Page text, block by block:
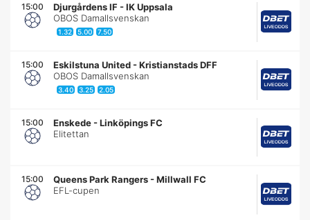
15:00 Djurgårdens IF -IK Uppsala
OBOS Damallsvenskan
1.32 5.00 7.50
15:00 Eskilstuna United -Kristianstads DFF
OBOS Damallsvenskan
3.40 3.25 2.05
15:00 Enskede -Linköpings FC
Elitettan
15:00 Queens Park Rangers -Millwall FC
EFL-cupen